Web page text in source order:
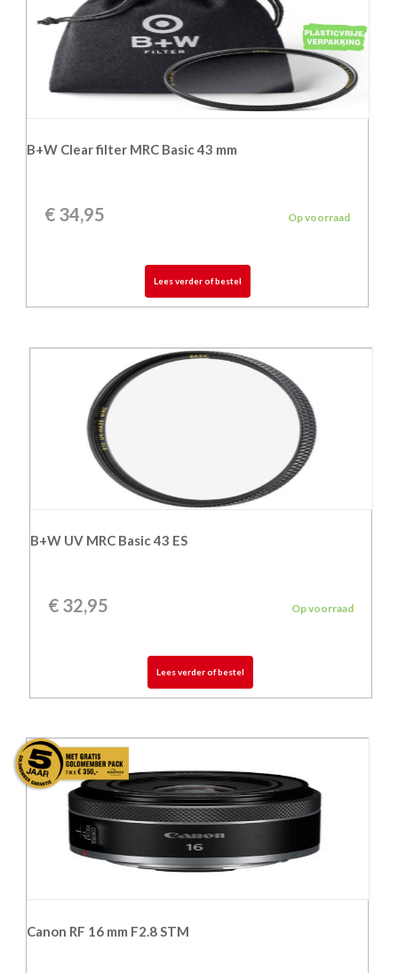
B+W Clear filter MRC Basic 43 mm
€ 34,95 Op voorraad
Lees verder of bestel
B+W UV MRC Basic 43 ES
€32,95 Op voorraad
Lees verder of bestel
Canon RF 16 mm F2.8 STM